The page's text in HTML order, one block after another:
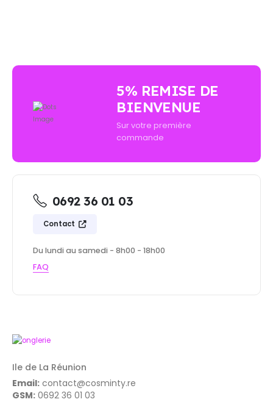
5% REMISE DE
BIENVENUE
Sur votre première
commande
0692 36 01 03
Contact
Du lundi au samedi - 8h00 - 18h00
FAQ
Ile de La Réunion
Email: contact@cosminty.re
GSM: 0692 36 01 03